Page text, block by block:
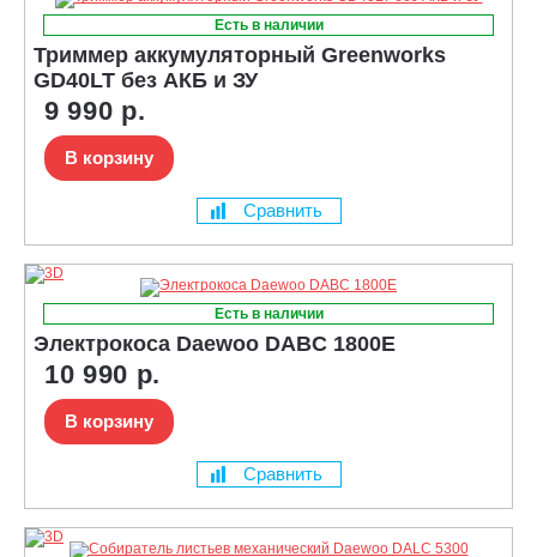
Есть в наличии
Триммер аккумуляторный Greenworks
GD40LT без АКБ и ЗУ
9 990 р.
В корзину
Сравнить
Есть в наличии
Электрокоса Daewoo DABC 1800E
10 990 р.
В корзину
Сравнить